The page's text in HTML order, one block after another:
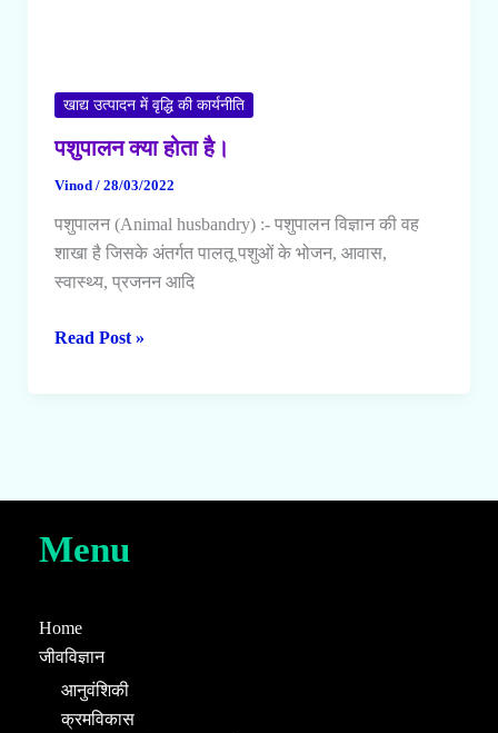
के
बताएं।
खाद्य उत्पादन में वृद्धि की कार्यनीति
पशुपालन क्या होता है।
Vinod / 28/03/2022
पशुपालन (Animal husbandry) :- पशुपालन विज्ञान की वह
शाखा है जिसके अंतर्गत पालतू पशुओं के भोजन, आवास,
स्वास्थ्य, प्रजनन आदि
पशुपालन
Read Post »
Menu
Home
जीवविज्ञान
आनुवंशिकी
क्रमविकास